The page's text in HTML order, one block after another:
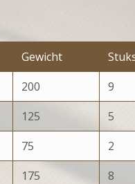
Gewicht
200 9
125 5
75 2
175 8